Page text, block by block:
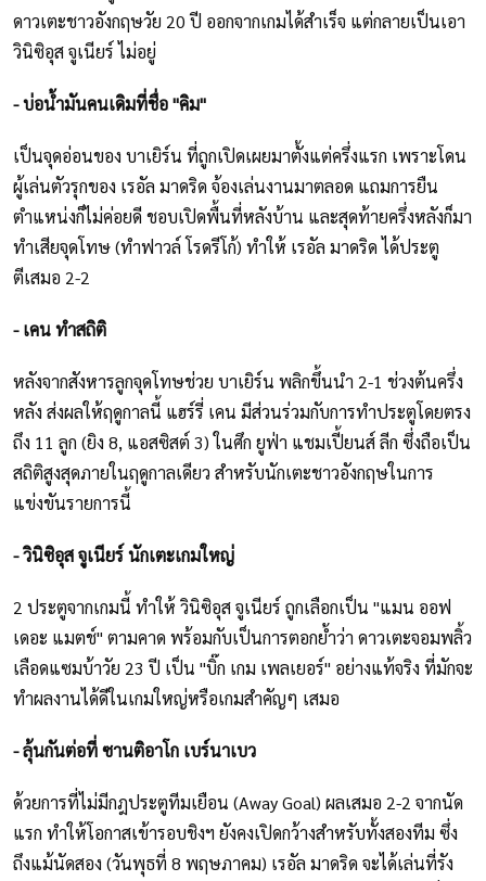
ดาวเตะชาวอังกฤษวัย 20 ปี ออกจากเกมได้สำเร็จ แต่กลายเป็นเอา
วินิซิอุส จูเนียร์ ไม่อยู่
- บ่อน้ำมันคนเดิมที่ชื่อ "คิม"
เป็นจุดอ่อนของ บาเยิร์น ที่ถูกเปิดเผยมาตั้งแต่ครึ่งแรก เพราะโดน
ผู้เล่นตัวรุกของ เรอัล มาดริด จ้องเล่นงานมาตลอด แถมการยืน
ตำแหน่งก็ไม่ค่อยดี ชอบเปิดพื้นที่หลังบ้าน และสุดท้ายครึ่งหลังก็มา
ทำเสียจุดโทษ (ทำฟาวล์ โรดรีโก้) ทำให้ เรอัล มาดริด ได้ประตู
ตีเสมอ 2-2
- เคน ทำสถิติ
หลังจากสังหารลูกจุดโทษช่วย บาเยิร์น พลิกขึ้นนำ 2-1 ช่วงต้นครึ่ง
หลัง ส่งผลให้ฤดูกาลนี้ แฮร์รี่ เคน มีส่วนร่วมกับการทำประตูโดยตรง
ถึง 11 ลูก (ยิง 8, แอสซิสต์ 3) ในศึก ยูฟ่า แชมเปี้ยนส์ ลีก ซึ่งถือเป็น
สถิติสูงสุดภายในฤดูกาลเดียว สำหรับนักเตะชาวอังกฤษในการ
แข่งขันรายการนี้
- วินิซิอุส จูเนียร์ นักเตะเกมใหญ่
2 ประตูจากเกมนี้ ทำให้ วินิซิอุส จูเนียร์ ถูกเลือกเป็น "แมน ออฟ
เดอะ แมตช์" ตามคาด พร้อมกับเป็นการตอกย้ำว่า ดาวเตะจอมพลิ้ว
เลือดแซมบ้าวัย 23 ปี เป็น "บิ๊ก เกม เพลเยอร์" อย่างแท้จริง ที่มักจะ
ทำผลงานได้ดีในเกมใหญ่หรือเกมสำคัญๆ เสมอ
- ลุ้นกันต่อที่ ซานติอาโก เบร์นาเบว
ด้วยการที่ไม่มีกฎประตูทีมเยือน (Away Goal) ผลเสมอ 2-2 จากนัด
แรก ทำให้โอกาสเข้ารอบชิงฯ ยังคงเปิดกว้างสำหรับทั้งสองทีม ซึ่ง
ถึงแม้นัดสอง (วันพุธที่ 8 พฤษภาคม) เรอัล มาดริด จะได้เล่นที่รัง